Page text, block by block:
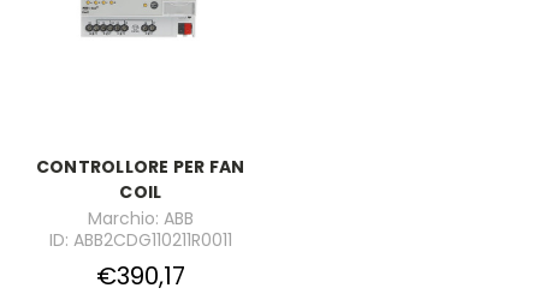
CONTROLLORE PER FAN
COIL
Marchio: ABB
ID: ABB2CDG110211R0011
€390,17